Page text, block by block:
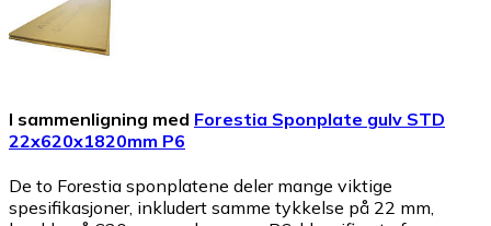
I sammenligning med Forestia Sponplate gulv STD
22x620x1820mm P6
De to Forestia sponplatene deler mange viktige
spesifikasjoner, inkludert samme tykkelse på 22 mm,